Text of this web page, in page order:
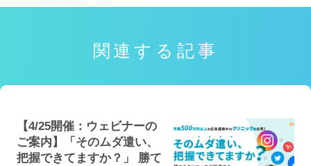
関連する記事
【4/25開催：ウェビナーの
ご案内】「そのムダ遣い、
把握できてますか？」 勝て